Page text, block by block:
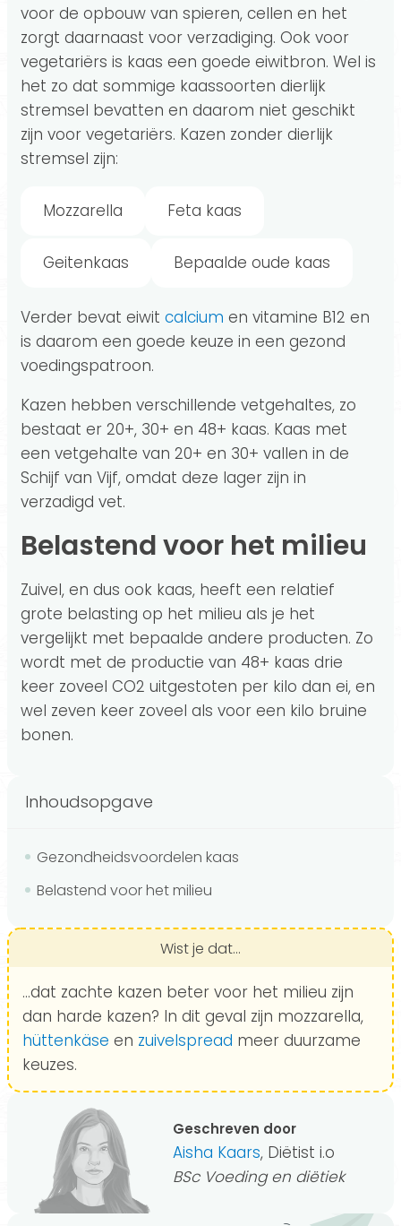
voor de opbouw van spieren, cellen en het
zorgt daarnaast voor verzadiging. Ook voor
vegetariërs is kaas een goede eiwitbron. Wel is
het zo dat sommige kaassoorten dierlijk
stremsel bevatten en daarom niet geschikt
zijn voor vegetariërs. Kazen zonder dierlijk
stremsel zijn:
Mozzarella Feta kaas
Geitenkaas Bepaalde oude kaas
Verder bevat eiwit calcium en vitamine B12 en
is daarom een goede keuze in een gezond
voedingspatroon.
Kazen hebben verschillende vetgehaltes, zo
bestaat er 20+, 30+ en 48+ kaas. Kaas met
een vetgehalte van 20+ en 30+ vallen in de
Schijf van Vijf, omdat deze lager zijn in
verzadigd vet.
Belastend voor het milieu
Zuivel, en dus ook kaas, heeft een relatief
grote belasting op het milieu als je het
vergelijkt met bepaalde andere producten. Zo
wordt met de productie van 48+ kaas drie
keer zoveel CO2 uitgestoten per kilo dan ei, en
wel zeven keer zoveel als voor een kilo bruine
bonen.
Inhoudsopgave
Gezondheidsvoordelen kaas
Belastend voor het milieu
Wist je dat...
...dat zachte kazen beter voor het milieu zijn
dan harde kazen? In dit geval zijn mozzarella,
hüttenkäse en zuivelspread meer duurzame
keuzes.
Geschreven door
Aisha Kaars, Diëtist i.o
BSc Voeding en diëtiek